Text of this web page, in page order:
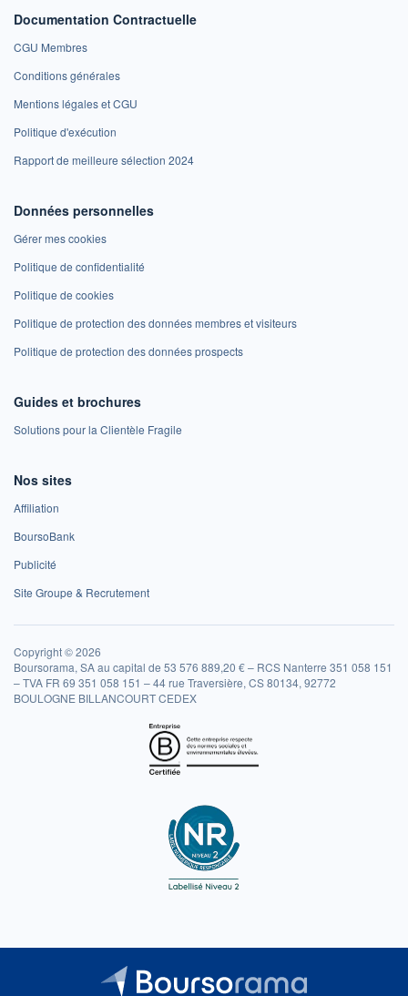
Documentation Contractuelle
CGU Membres
Conditions générales
Mentions légales et CGU
Politique d'exécution
Rapport de meilleure sélection 2024
Données personnelles
Gérer mes cookies
Politique de confidentialité
Politique de cookies
Politique de protection des données membres et visiteurs
Politique de protection des données prospects
Guides et brochures
Solutions pour la Clientèle Fragile
Nos sites
Affiliation
BoursoBank
Publicité
Site Groupe & Recrutement
Copyright © 2026
Boursorama, SA au capital de 53 576 889,20 € – RCS Nanterre 351 058 151
– TVA FR 69 351 058 151 – 44 rue Traversière, CS 80134, 92772
BOULOGNE BILLANCOURT CEDEX